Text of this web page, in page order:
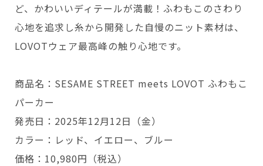
ど、かわいいディテールが満載！ふわもこのさわり
心地を追求し糸から開発した自慢のニット素材は、
LOVOTウェア最高峰の触り心地です。
商品名：SESAME STREET meets LOVOT ふわもこ
パーカー
発売日：2025年12月12日（金）
カラー：レッド、イエロー、ブルー
価格：10,980円（税込）